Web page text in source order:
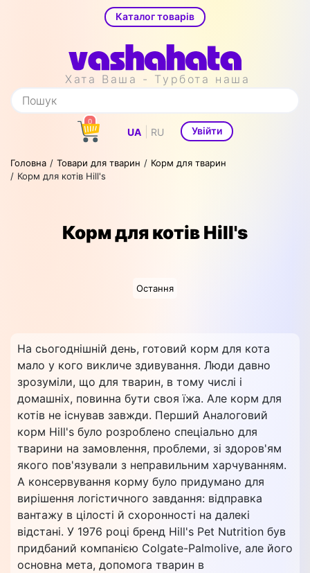
Каталог товарів
Хата Ваша - Турбота наша
0
UA RU Увійти
Головна Товари для тварин
Корм для тварин
Корм для котів Hill's
Корм для котів Hill's
Остання
На сьогоднішній день, готовий корм для кота
мало у кого викличе здивування. Люди давно
зрозуміли, що для тварин, в тому числі і
домашніх, повинна бути своя їжа. Але корм для
котів не існував завжди. Перший Аналоговий
корм Hill's було розроблено спеціально для
тварини на замовлення, проблеми, зі здоров'ям
якого пов'язували з неправильним харчуванням.
А консервування корму було придумано для
вирішення логістичного завдання: відправка
вантажу в цілості й схоронності на далекі
відстані. У 1976 році бренд Hill's Pet Nutrition був
придбаний компанією Colgate-Palmolive, але його
основна мета, допомога тварин в